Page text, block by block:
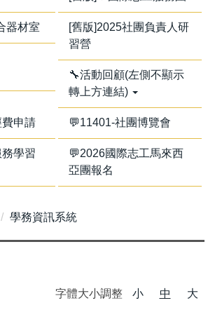
器材室
[舊版]2025社團負責人研
習營
🔧活動回顧(左側不顯示
轉上方連結)
申請 💬11401-社團博覽會
學習
💬2026國際志工馬來西
亞團報名
學務資訊系統
字體大小調整 小 中
大